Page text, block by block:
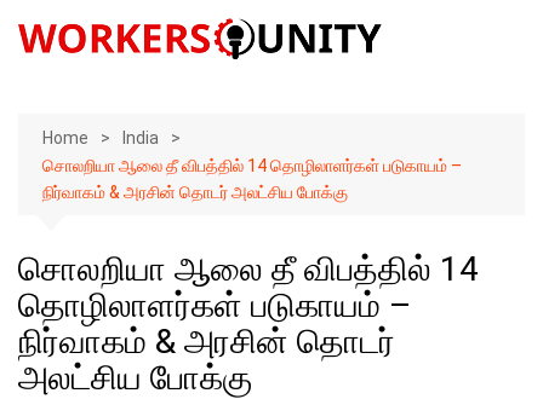
Home
India
சொலறியா ஆலை தீ விபத்தில் 14 தொழிலாளர்கள் படுகாயம் –
நிர்வாகம் & அரசின் தொடர் அலட்சிய போக்கு
சொலறியா ஆலை தீ விபத்தில் 14
தொழிலாளர்கள் படுகாயம் –
நிர்வாகம் & அரசின் தொடர்
அலட்சிய போக்கு